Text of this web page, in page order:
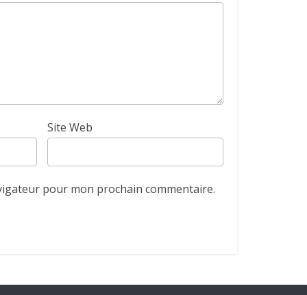
Site Web
pour mon prochain commentaire.